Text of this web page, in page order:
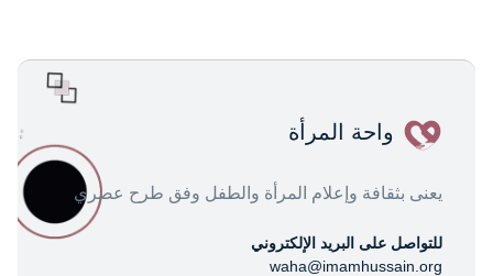
واحة المرأة
يعنى بثقافة وإعلام المرأة والطفل وفق طرح عصري
للتواصل على البريد الإلكتروني
waha@imamhussain.org